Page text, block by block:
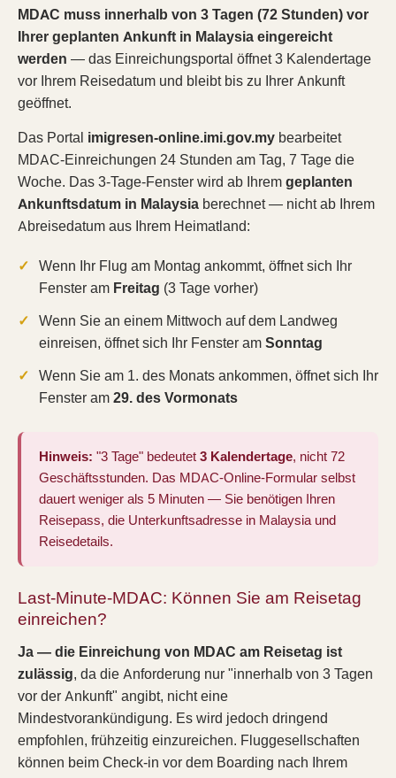
MDAC muss innerhalb von 3 Tagen (72 Stunden) vor
Ihrer geplanten Ankunft in Malaysia eingereicht
werden — das Einreichungsportal öffnet 3 Kalendertage
vor Ihrem Reisedatum und bleibt bis zu Ihrer Ankunft
geöffnet.
Das Portal imigresen-online.imi.gov.my bearbeitet
MDAC-Einreichungen 24 Stunden am Tag, 7 Tage die
Woche. Das 3-Tage-Fenster wird ab Ihremgeplanten
Ankunftsdatum in Malaysia berechnet — nicht ab Ihrem
Abreisedatum aus Ihrem Heimatland:
Wenn Ihr Flug am Montag ankommt, öffnet sich Ihr
Fenster am Freitag (3 Tage vorher)
Wenn Sie an einem Mittwoch auf dem Landweg
einreisen, öffnet sich Ihr Fenster amSonntag
Wenn Sie am 1. des Monats ankommen, öffnet sich Ihr
Fenster am29. des Vormonats
Hinweis: "3 Tage" bedeutet 3 Kalendertage, nicht 72
Geschäftsstunden. Das MDAC-Online-Formular selbst
dauert weniger als 5 Minuten — Sie benötigen Ihren
Reisepass, die Unterkunftsadresse in Malaysia und
Reisedetails.
Last-Minute-MDAC: Können Sie am Reisetag
einreichen?
Ja — die Einreichung von MDAC am Reisetag ist
zulässig, da die Anforderung nur "innerhalb von 3 Tagen
vor der Ankunft" angibt, nicht eine
Mindestvorankündigung. Es wird jedoch dringend
empfohlen, frühzeitig einzureichen. Fluggesellschaften
können beim Check-in vor dem Boarding nach Ihrem